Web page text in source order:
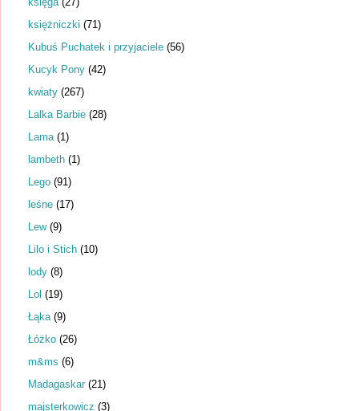
księżniczki (71)
Kubuś Puchatek i przyjaciele (56)
Kucyk Pony (42)
kwiaty (267)
Lalka Barbie (28)
Lama (1)
lambeth (1)
Lego (91)
leśne (17)
Lew (9)
Lilo i Stich (10)
lody (8)
Lol (19)
Łąka (9)
Łóżko (26)
m&ms (6)
Madagaskar (21)
majsterkowicz (3)